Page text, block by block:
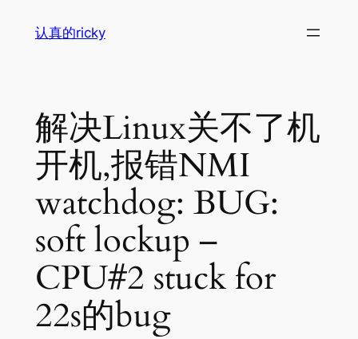
认真的ricky
解决Linux关不了机
开机,报错NMI
watchdog: BUG:
soft lockup –
CPU#2 stuck for
22s的bug